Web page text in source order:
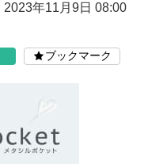
2023年11月9日 08:00
ブックマーク